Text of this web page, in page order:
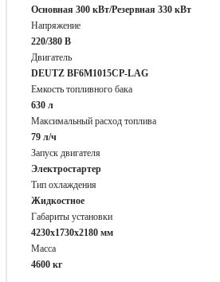
Основная 300 кВт/Резервная 330 кВт
Напряжение
220/380 В
Двигатель
DEUTZ BF6M1015CP-LAG
Емкость топливного бака
630 л
Максимальный расход топлива
79 л/ч
Запуск двигателя
Электростартер
Тип охлаждения
Жидкостное
Габариты установки
4230х1730х2180 мм
Масса
4600 кг